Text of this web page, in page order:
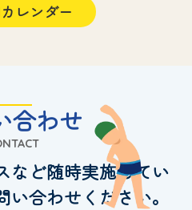
レンダー
合わせ
など随時実施してい
合わせください。